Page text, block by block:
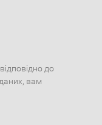
до
вам